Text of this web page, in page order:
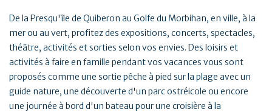
De la Presqu'île de Quiberon au Golfe du Morbihan, en ville, à la
mer ou au vert, profitez des expositions, concerts, spectacles,
théâtre, activités et sorties selon vos envies. Des loisirs et
activités à faire en famille pendant vos vacances vous sont
proposés comme une sortie pêche à pied sur la plage avec un
guide nature, une découverte d'un parc ostréicole ou encore
une journée à bord d'un bateau pour une croisière à la